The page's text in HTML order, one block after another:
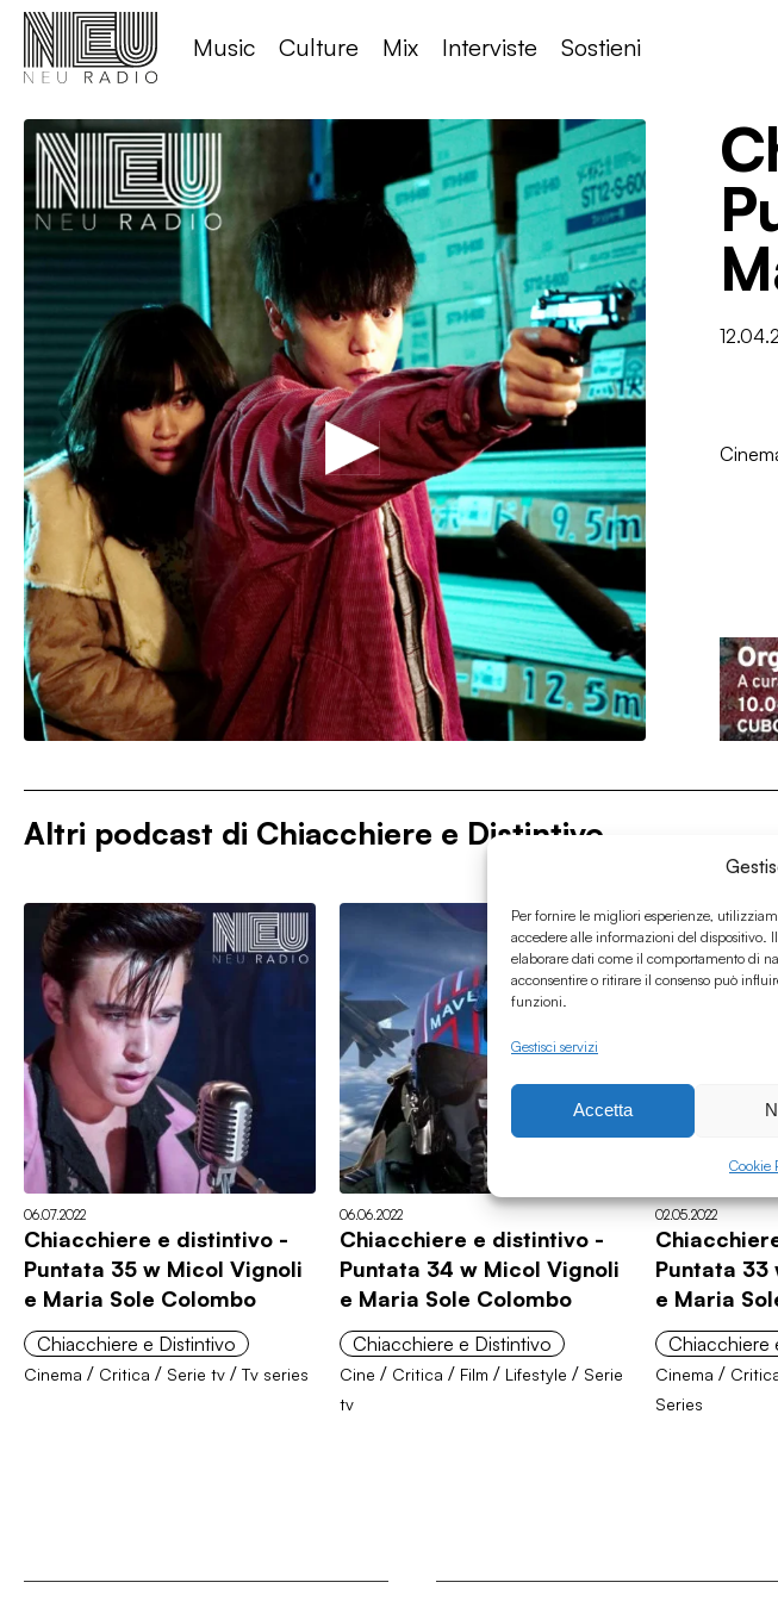
Per fornire le migliori esperienze,
accedere alle informazioni del dispositivo.
elaborare dati come il comportamento di
acconsentire o ritirare il consenso può
funzioni.
Gestisci servizi
Accetta
Cookie
Music Culture Mix Interviste Sostieni
Altri podcast di Chiacchiere e Distintivo
06.07.2022
Chiacchiere e distintivo -
Puntata 35 w Micol Vignoli
e Maria Sole Colombo
Chiacchiere e Distintivo
Cinema / Critica / Serie tv / Tv series
06.06.2022
Chiacchiere e distintivo -
Puntata 34 w Micol Vignoli
e Maria Sole Colombo
Chiacchiere e Distintivo
Cine / Critica / Film / Lifestyle / Serie
tv
02.05.2022
Puntata 33
e Maria
Chiacchiere
Cinema /
Series